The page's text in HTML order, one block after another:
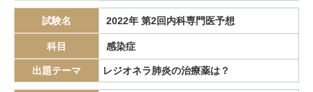
コレシストキニン コレステロール塞栓症 コレステロール結石
シェーグレン症候群 シクロスポリン ジクロロプロパン
シスタチンC ジソピラミド シベンゾリン シロスタゾール
試験名 2022年 第2回内科専門医予想
科目 感染症
出題テーマ レジオネラ肺炎の治療薬は？